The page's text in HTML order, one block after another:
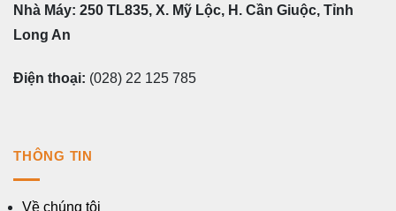
Nhà Máy: 250 TL835, X. Mỹ Lộc, H. Cần Giuộc, Tỉnh
Long An
Điện thoại: (028) 22 125 785
THÔNG TIN
Về chúng tôi